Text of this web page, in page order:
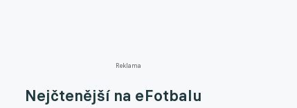
Reklama
Nejčtenější na eFotbalu